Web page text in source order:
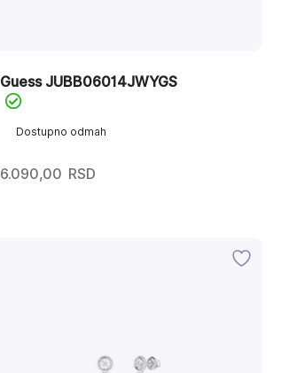
Dostupno odmah
Guess JUBB06014JWYGS
6.090,00 RSD